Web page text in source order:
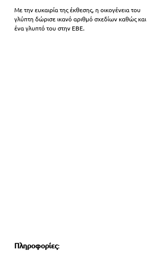
Με την ευκαιρία της έκθεσης, η οικογένεια του
γλύπτη δώρισε ικανό αριθμό σχεδίων καθώς και
ένα γλυπτό του στην ΕΒΕ.
Πληροφορίες: